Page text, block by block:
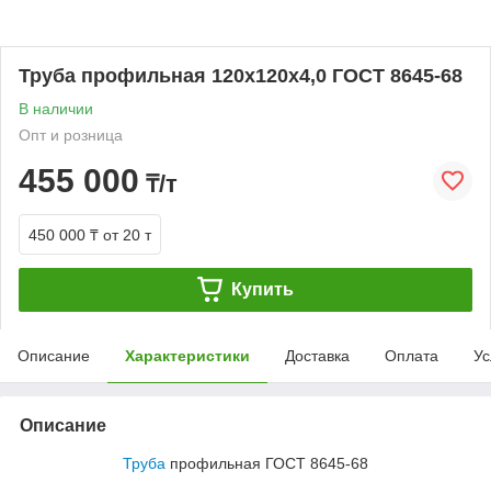
Труба профильная 120х120х4,0 ГОСТ 8645-68
В наличии
Опт и розница
455 000 ₸/т
450 000 ₸ от 20 т
Купить
Описание Характеристики Доставка Оплата
Описание
Труба профильная ГОСТ 8645-68